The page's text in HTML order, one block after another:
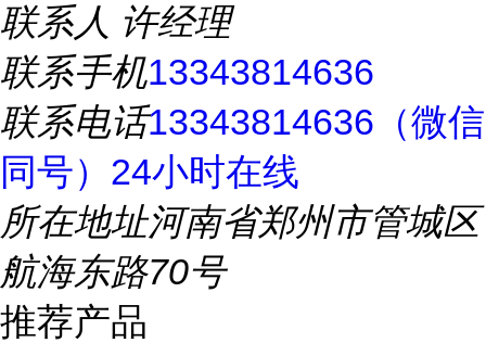
联系人 许经理
联系手机13343814636
联系电话13343814636（微信
同号）24小时在线
所在地址河南省郑州市管城区
航海东路70号
推荐产品